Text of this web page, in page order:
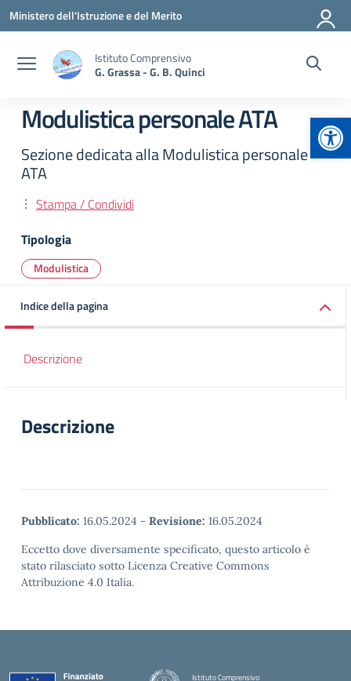
Vai ai contenuti
Vai al menu di navigazione
Vai al footer
Ministero dell'Istruzione e del Merito
Istituto Comprensivo
G. Grassa - G. B. Quinci
Modulistica personale ATA
Sezione dedicata alla Modulistica personale
ATA
Stampa / Condividi
Tipologia
Modulistica
Indice della pagina
Descrizione
Descrizione
Pubblicato: 16.05.2024 - Revisione: 16.05.2024
Eccetto dove diversamente specificato, questo articolo è
stato rilasciato sotto Licenza Creative Commons
Attribuzione 4.0 Italia.
Istituto Comprensivo